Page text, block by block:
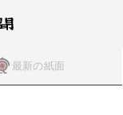
最新の紙面